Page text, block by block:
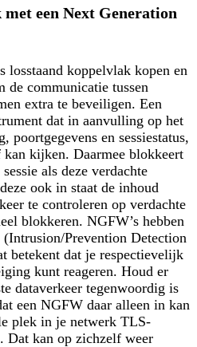
een Next Generation
losstaand koppelvlak kopen en
de communicatie tussen
extra te beveiligen. Een
dat in aanvulling op het
poortgegevens en sessiestatus,
kijken. Daarmee blokkeert
als deze verdachte
ook in staat de inhoud
te controleren op verdachte
blokkeren. NGFW’s hebben
Prevention Detection
betekent dat je respectievelijk
kunt reageren. Houd er
dataverkeer tegenwoordig is
een NGFW daar alleen in kan
plek in je netwerk TLS-
Dat kan op zichzelf weer